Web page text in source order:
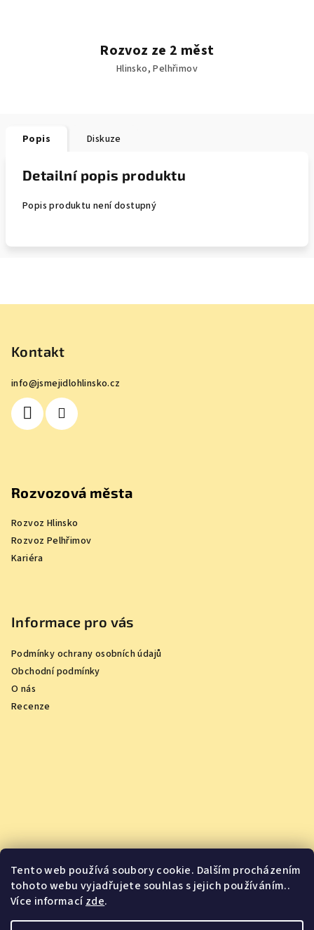
Tento web používá soubory cookie. Dalším procházením
tohoto webu vyjadřujete souhlas s jejich používáním..
Více informacízde.
Rozvoz ze 2 měst
Hlinsko, Pelhřimov
Popis Diskuze
Detailní popis produktu
Popis produktu není dostupný
Kontakt
info@jsmejidlohlinsko.cz
Rozvozová města
Rozvoz Hlinsko
Rozvoz Pelhřimov
Kariéra
Informace pro vás
Podmínky ochrany osobních údajů
Obchodní podmínky
O nás
Recenze